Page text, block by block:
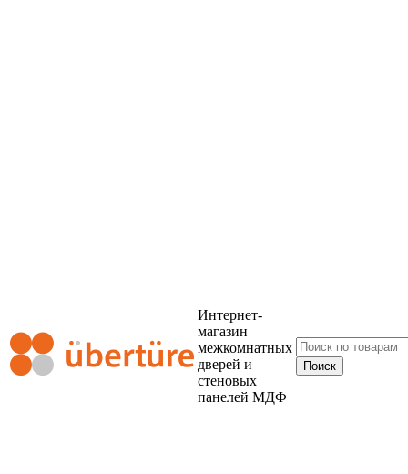
Интернет-
магазин
межкомнатных
дверей и
стеновых
панелей МДФ